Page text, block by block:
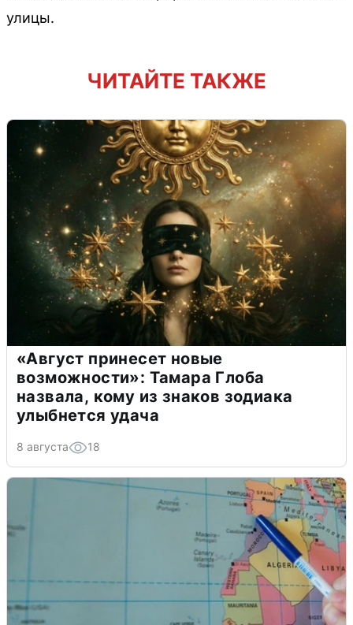
улицы.
ЧИТАЙТЕ ТАКЖЕ
«Август принесет новые
возможности»: Тамара Глоба
назвала, кому из знаков зодиака
улыбнется удача
8 августа 18